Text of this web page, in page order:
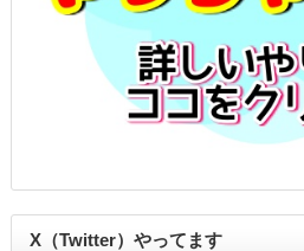
X（Twitter）やってます